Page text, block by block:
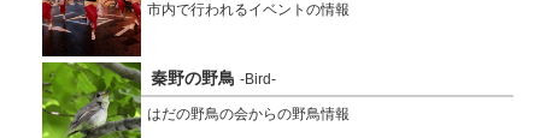
市内で行われるイベントの情報
秦野の野鳥 -Bird-
はだの野鳥の会からの野鳥情報